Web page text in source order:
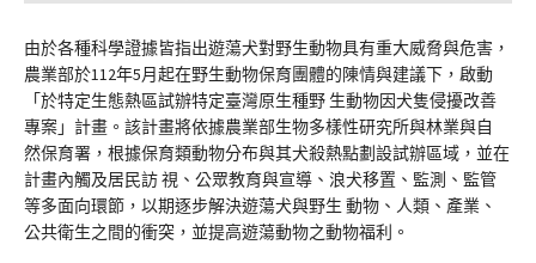
由於各種科學證據皆指出遊蕩犬對野生動物具有重大威脅與危害，
農業部於112年5月起在野生動物保育團體的陳情與建議下，啟動
「於特定生態熱區試辦特定臺灣原生種野 生動物因犬隻侵擾改善
專案」計畫。該計畫將依據農業部生物多樣性研究所與林業與自
然保育署，根據保育類動物分布與其犬殺熱點劃設試辦區域，並在
計畫內觸及居民訪 視、公眾教育與宣導、浪犬移置、監測、監管
等多面向環節，以期逐步解決遊蕩犬與野生 動物、人類、產業、
公共衛生之間的衝突，並提高遊蕩動物之動物福利。